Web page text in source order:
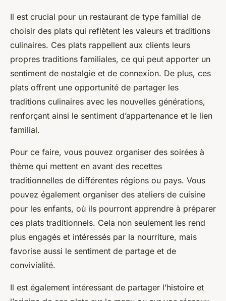
Il est crucial pour un restaurant de type familial de
choisir des plats qui reflètent les valeurs et traditions
culinaires. Ces plats rappellent aux clients leurs
propres traditions familiales, ce qui peut apporter un
sentiment de nostalgie et de connexion. De plus, ces
plats offrent une opportunité de partager les
traditions culinaires avec les nouvelles générations,
renforçant ainsi le sentiment d’appartenance et le lien
familial.
Pour ce faire, vous pouvez organiser des soirées à
thème qui mettent en avant des recettes
traditionnelles de différentes régions ou pays. Vous
pouvez également organiser des ateliers de cuisine
pour les enfants, où ils pourront apprendre à préparer
ces plats traditionnels. Cela non seulement les rend
plus engagés et intéressés par la nourriture, mais
favorise aussi le sentiment de partage et de
convivialité.
Il est également intéressant de partager l’histoire et